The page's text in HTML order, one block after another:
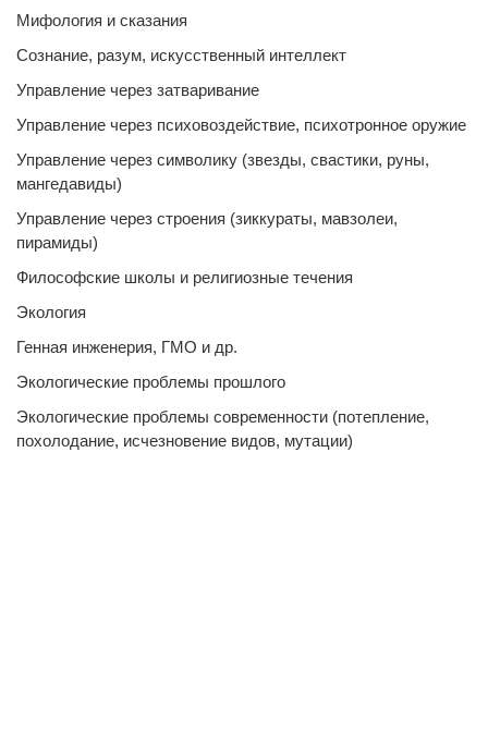
Мифология и сказания
Сознание, разум, искусственный интеллект
Управление через затваривание
Управление через психовоздействие, психотронное оружие
Управление через символику (звезды, свастики, руны,
мангедавиды)
Управление через строения (зиккураты, мавзолеи,
пирамиды)
Философские школы и религиозные течения
Экология
Генная инженерия, ГМО и др.
Экологические проблемы прошлого
Экологические проблемы современности (потепление,
похолодание, исчезновение видов, мутации)